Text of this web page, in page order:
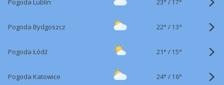
Pogoda Lublin 17°
Pogoda Bydgoszcz 22° / 13°
Pogoda Łódź 21° / 15°
Pogoda Katowice 24° / 16°